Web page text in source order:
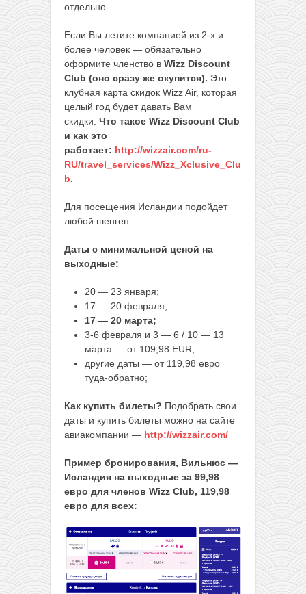
отдельно.
Если Вы летите компанией из 2-х и
более человек — обязательно
оформите членство в Wizz Discount
Club (оно сразу же окупится). Это
клубная карта скидок Wizz Air, которая
целый год будет давать Вам
скидки. Что такое Wizz Discount Club
и как это
работает: http://wizzair.com/ru-
RU/travel_services/Wizz_Xclusive_Clu
b.
Для посещения Исландии подойдет
любой шенген.
Даты с минимальной ценой на
выходные:
20 — 23 января;
17 — 20 февраля;
17 — 20 марта;
3-6 февраля и 3 — 6 / 10 — 13
марта — от 109,98 EUR;
другие даты — от 119,98 евро
туда-обратно;
Как купить билеты? Подобрать свои
даты и купить билеты можно на сайте
авиакомпании — http://wizzair.com/
Пример бронирования, Вильнюс —
Исландия на выходные за 99,98
евро для членов Wizz Club, 119,98
евро для всех: